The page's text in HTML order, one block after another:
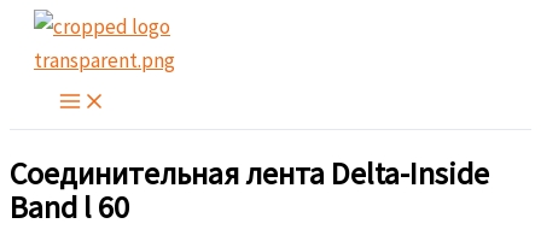
Перейти
содержимому
Соединительная лента Delta-Inside
Band l 60